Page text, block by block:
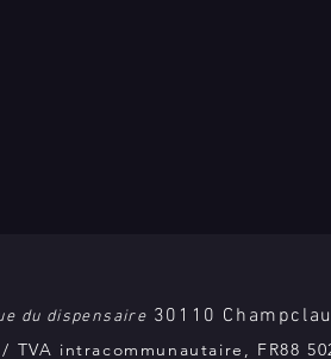
du dispensaire 30110
TVA intracommunautaire, FR88